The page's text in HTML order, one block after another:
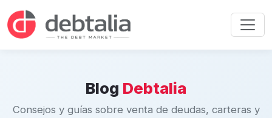
Blog Debtalia
Consejos y guías sobre venta de deudas, carteras y